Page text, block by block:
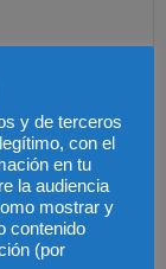
y de terceros
con el
en tu
la audiencia
mostrar y
contenido
(por